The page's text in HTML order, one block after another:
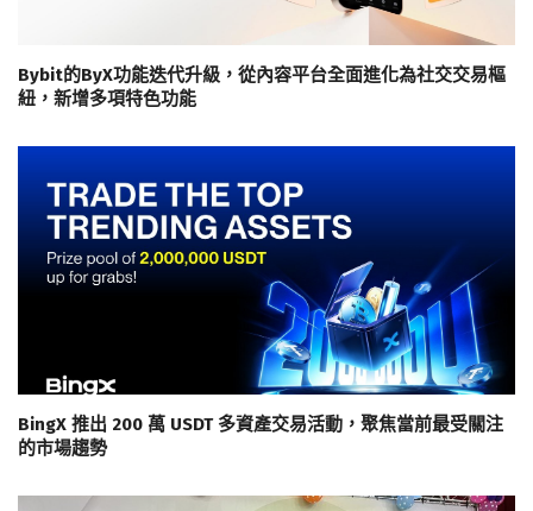
Bybit的ByX功能迭代升級，從內容平台全面進化為社交交易樞
紐，新增多項特色功能
BingX 推出 200 萬 USDT 多資產交易活動，聚焦當前最受關注
的市場趨勢